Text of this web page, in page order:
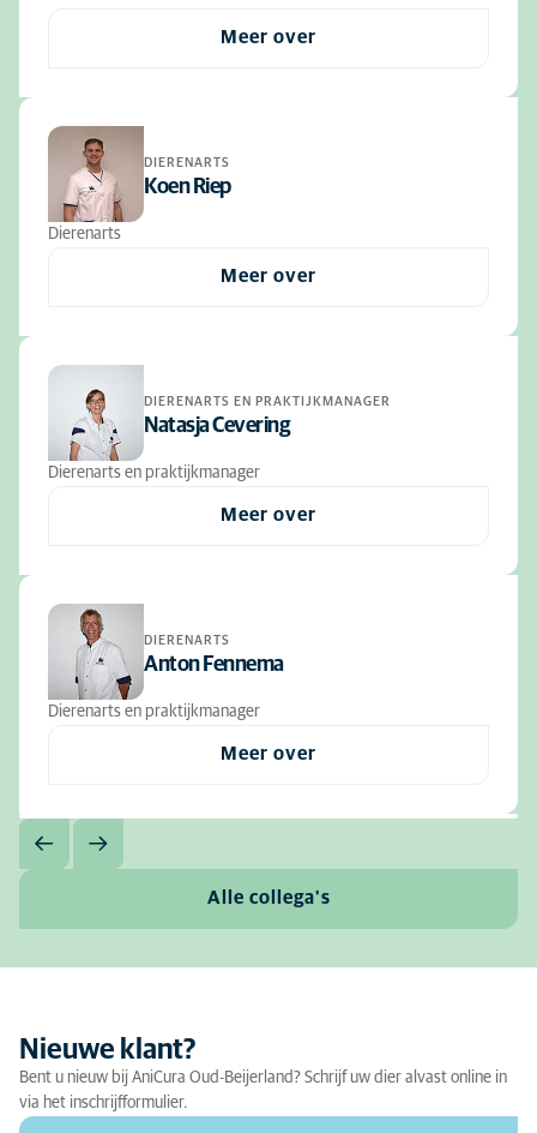
Meer over
DIERENARTS
Koen Riep
Dierenarts
Meer over
DIERENARTS EN PRAKTIJKMANAGER
Natasja Cevering
Dierenarts en praktijkmanager
Meer over
DIERENARTS
Anton Fennema
Dierenarts en praktijkmanager
Meer over
Alle collega's
Nieuwe klant?
Bent u nieuw bij AniCura Oud-Beijerland? Schrijf uw dier alvast online in
via het inschrijfformulier.